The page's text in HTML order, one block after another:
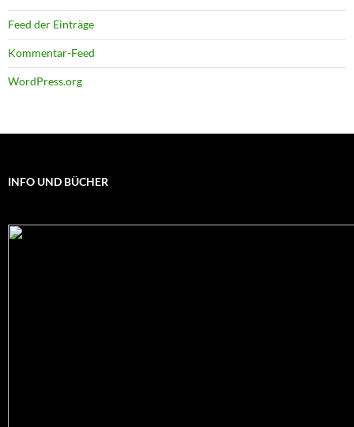
Feed der Einträge
Kommentar-Feed
WordPress.org
INFO UND BÜCHER